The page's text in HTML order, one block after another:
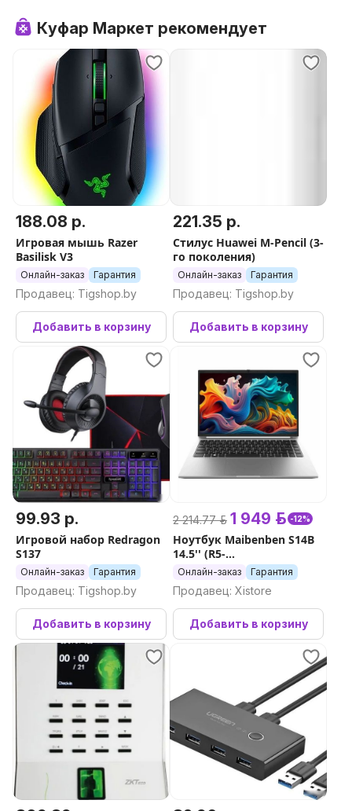
Куфар Маркет рекомендует
188.08 р.
Игровая мышь Razer
Basilisk V3
Онлайн-заказ Гарантия
Продавец: Tigshop.by
Добавить в корзину
221.35 р.
Стилус Huawei M-Pencil (3-
го поколения)
Онлайн-заказ Гарантия
Продавец: Tigshop.by
Добавить в корзину
99.93 р.
Игровой набор Redragon
S137
Онлайн-заказ Гарантия
Продавец: Tigshop.by
Добавить в корзину
2 214.77 р. 1 949 р. -12%
Ноутбук Maibenben S14B
14.5'' (R5-
6600H/16/512/Linux/
серебристый)
Онлайн-заказ Гарантия
Продавец: Xistore
Добавить в корзину